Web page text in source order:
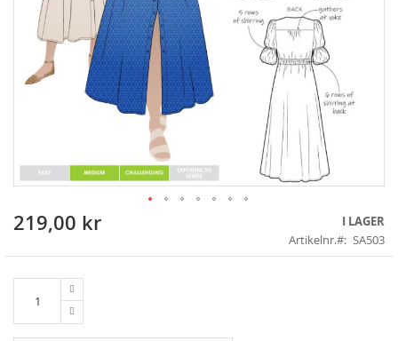
Skip
the
219,00 kr
I LAGER
Artikelnr.
SA503